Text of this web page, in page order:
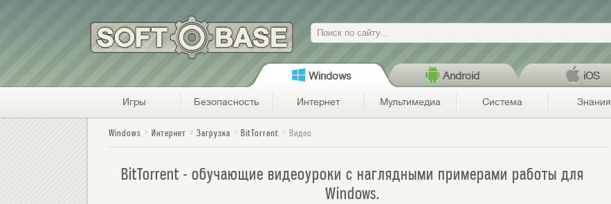
Поиск
Windows Android iOS
Игры Безопасность Интернет Мультимедиа Система Знания
Windows Интернет Загрузка BitTorrent Видео
BitTorrent - обучающие видеоуроки с наглядными примерами работы для
Windows.